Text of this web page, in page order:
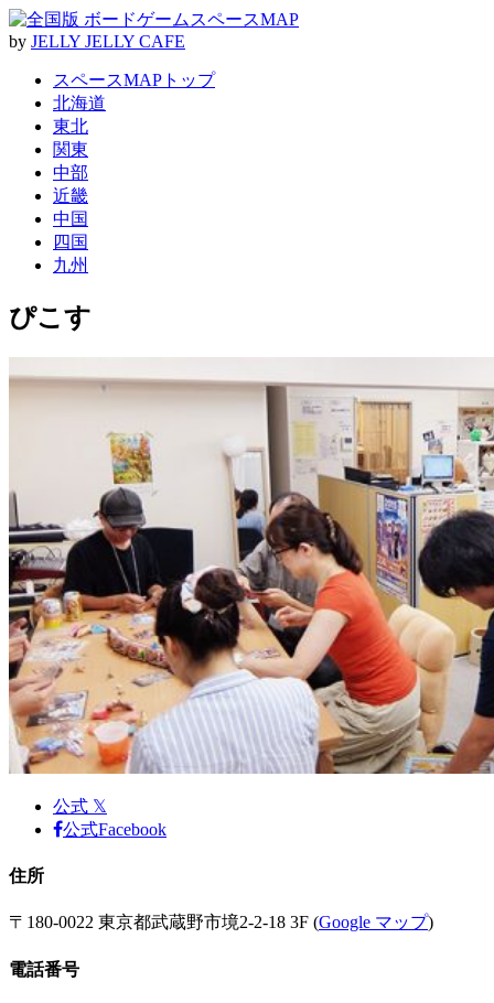
by JELLY JELLY CAFE
スペースMAPトップ
北海道
東北
関東
中部
近畿
中国
四国
九州
ぴこす
公式 𝕏
公式Facebook
住所
〒180-0022 東京都武蔵野市境2-2-18 3F (Google マップ)
電話番号